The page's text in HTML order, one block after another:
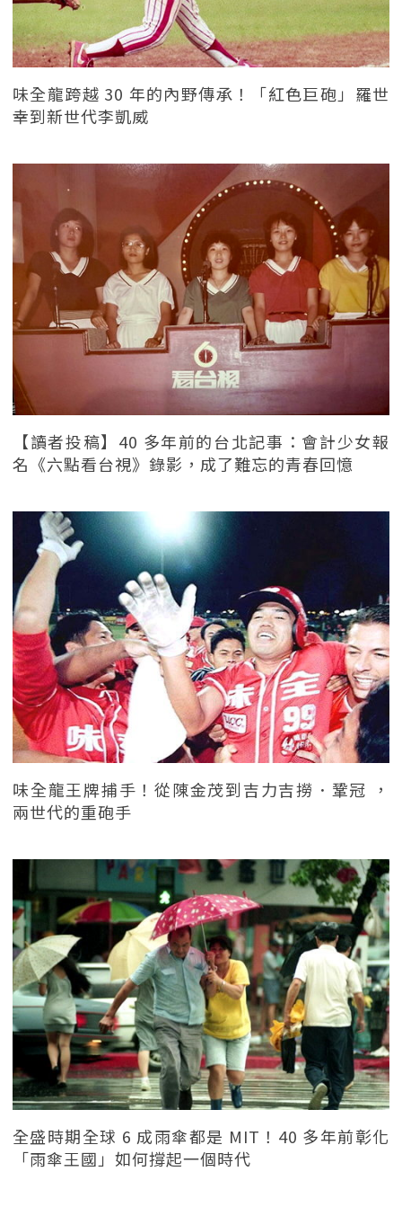
味全龍跨越 30 年的內野傳承！「紅色巨砲」羅世
幸到新世代李凱威
【讀者投稿】40 多年前的台北記事：會計少女報
名《六點看台視》錄影，成了難忘的青春回憶
味全龍王牌捕手！從陳金茂到吉力吉撈．鞏冠 ，
兩世代的重砲手
全盛時期全球 6 成雨傘都是 MIT！40 多年前彰化
「雨傘王國」如何撐起一個時代